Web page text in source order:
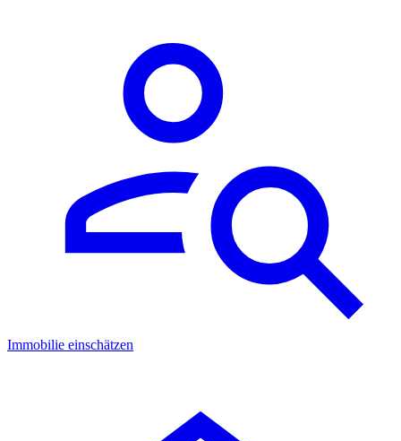
Immobilie einschätzen